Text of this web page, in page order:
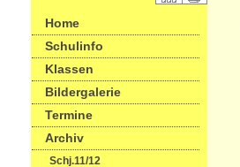
Home
Schulinfo
Klassen
Bildergalerie
Termine
Archiv
Schj.11/12